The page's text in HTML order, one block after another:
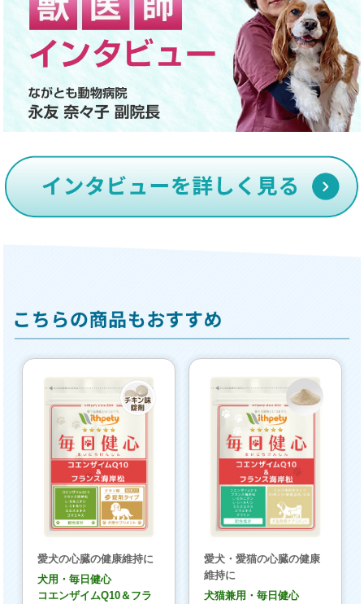
愛犬の心臓の健康維持に
犬用・毎日健心
コエンザイムQ10＆フラ
愛犬・愛猫の心臓の健康
維持に
犬猫兼用・毎日健心